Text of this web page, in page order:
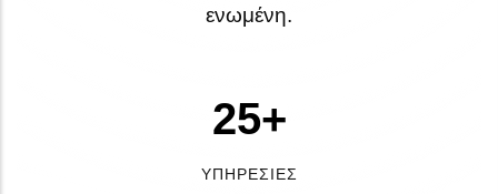
ενωμένη.
25+
ΥΠΗΡΕΣΊΕΣ